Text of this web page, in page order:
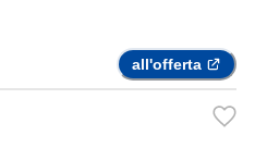
all'offerta